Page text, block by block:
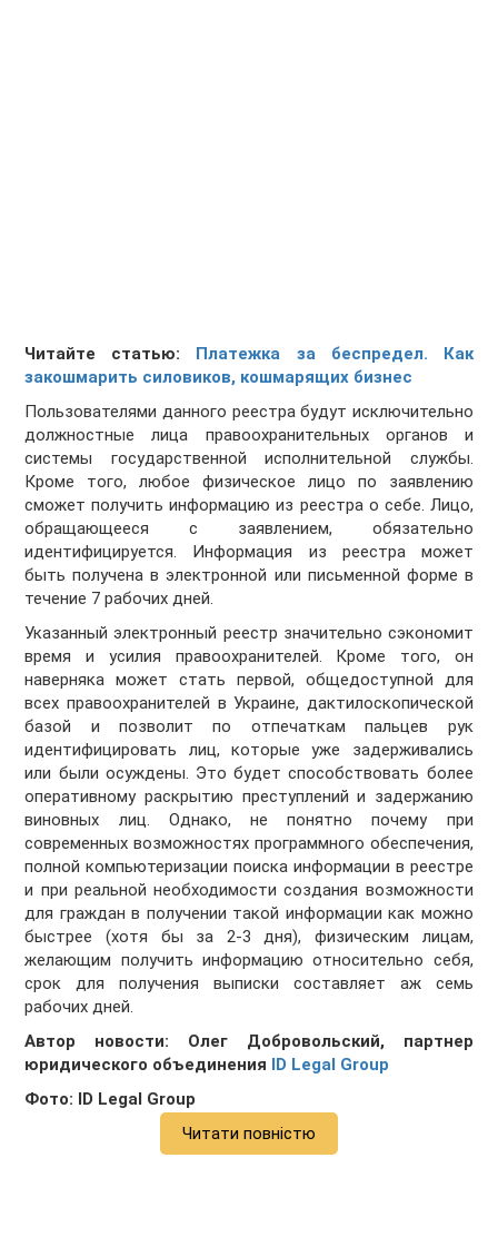
Читайте статью: Платежка за беспредел. Как
закошмарить силовиков, кошмарящих бизнес
Пользователями данного реестра будут исключительно
должностные лица правоохранительных органов и
системы государственной исполнительной службы.
Кроме того, любое физическое лицо по заявлению
сможет получить информацию из реестра о себе. Лицо,
обращающееся с заявлением, обязательно
идентифицируется. Информация из реестра может
быть получена в электронной или письменной форме в
течение 7 рабочих дней.
Указанный электронный реестр значительно сэкономит
время и усилия правоохранителей. Кроме того, он
наверняка может стать первой, общедоступной для
всех правоохранителей в Украине, дактилоскопической
базой и позволит по отпечаткам пальцев рук
идентифицировать лиц, которые уже задерживались
или были осуждены. Это будет способствовать более
оперативному раскрытию преступлений и задержанию
виновных лиц. Однако, не понятно почему при
современных возможностях программного обеспечения,
полной компьютеризации поиска информации в реестре
и при реальной необходимости создания возможности
для граждан в получении такой информации как можно
быстрее (хотя бы за 2-3 дня), физическим лицам,
желающим получить информацию относительно себя,
срок для получения выписки составляет аж семь
рабочих дней.
Автор новости: Олег Добровольский, партнер
юридического объединения ID Legal Group
Фото: ID Legal Group
Читати повністю